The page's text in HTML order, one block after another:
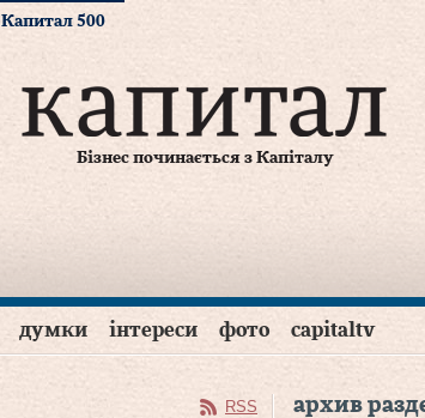
Капитал 500
Бізнес починається з Капіталу
думки інтереси фото capitaltv
RSS архив